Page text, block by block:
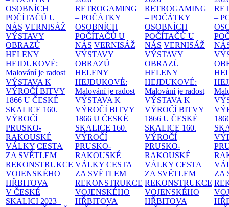
OSOBNÍCH
POČÍTAČŮ U
NÁS VERNISÁŽ
VÝSTAVY
OBRAZŮ
HELENY
HEJDUKOVÉ:
Malování je radost
VÝSTAVA K
VÝROČÍ BITVY
1866 U ČESKÉ
SKALICE 160.
VÝROČÍ
PRUSKO-
RAKOUSKÉ
VÁLKY CESTA
ZA SVĚTLEM
REKONSTRUKCE
VOJENSKÉHO
HŘBITOVA
V ČESKÉ
SKALICI 2023–
RETROGAMING
– POČÁTKY
OSOBNÍCH
POČÍTAČŮ U
NÁS VERNISÁŽ
VÝSTAVY
OBRAZŮ
HELENY
HEJDUKOVÉ:
Malování je radost
VÝSTAVA K
VÝROČÍ BITVY
1866 U ČESKÉ
SKALICE 160.
VÝROČÍ
PRUSKO-
RAKOUSKÉ
VÁLKY CESTA
ZA SVĚTLEM
REKONSTRUKCE
VOJENSKÉHO
HŘBITOVA
RETROGAMING
– POČÁTKY
OSOBNÍCH
POČÍTAČŮ U
NÁS VERNISÁŽ
VÝSTAVY
OBRAZŮ
HELENY
HEJDUKOVÉ:
Malování je radost
VÝSTAVA K
VÝROČÍ BITVY
1866 U ČESKÉ
SKALICE 160.
VÝROČÍ
PRUSKO-
RAKOUSKÉ
VÁLKY CESTA
ZA SVĚTLEM
REKONSTRUKCE
VOJENSKÉHO
HŘBITOVA
–
ZA